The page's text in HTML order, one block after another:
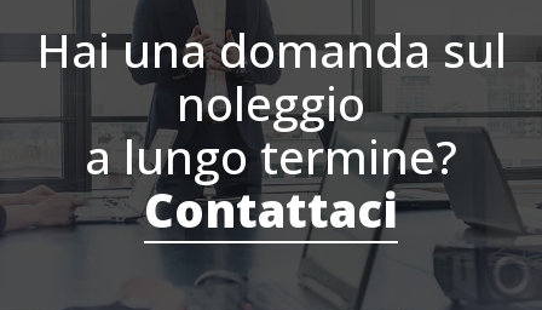
Hai una domanda sul
noleggio
a lungo termine?
Contattaci